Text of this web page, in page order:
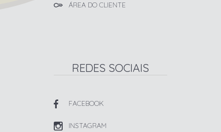
ÁREA DO CLIENTE
REDES SOCIAIS
FACEBOOK
INSTAGRAM